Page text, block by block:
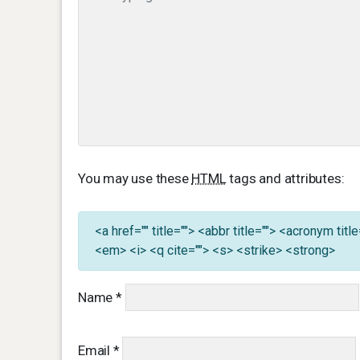
You may use these HTMLtags and attributes:
<a href="" title=""> <abbr title=""> <acronym
<em> <i> <q cite=""> <s> <strike> <strong>
Name *
Email *